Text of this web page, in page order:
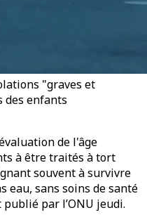
"graves et
des enfants
de l'âge
à être traités à tort
souvent à survivre
eau, sans soins de santé
par l’ONU jeudi.